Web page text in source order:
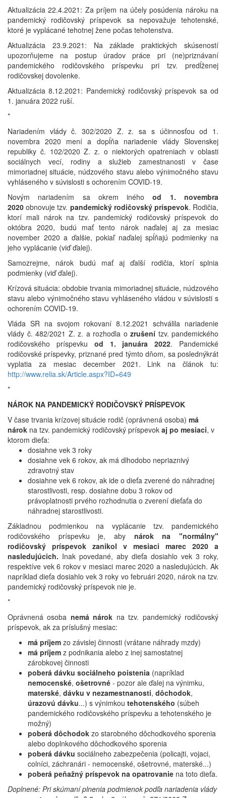
Aktualizácia 22.4.2021: Za príjem na účely posúdenia nároku na
pandemický rodičovský príspevok sa nepovažuje tehotenské,
ktoré je vyplácané tehotnej žene počas tehotenstva.
Aktualizácia 23.9.2021: Na základe praktických skúseností
upozorňujeme na postup úradov práce pri (ne)priznávaní
pandemického rodičovského príspevku pri tzv. predĺženej
rodičovskej dovolenke.
Aktualizácia 8.12.2021: Pandemický rodičovský príspevok sa od
1. januára 2022 ruší.
*
Nariadením vlády č. 302/2020 Z. z. sa s účinnosťou od 1.
novembra 2020 mení a dopĺňa nariadenie vlády Slovenskej
republiky č. 102/2020 Z. z. o niektorých opatreniach v oblasti
sociálnych vecí, rodiny a služieb zamestnanosti v čase
mimoriadnej situácie, núdzového stavu alebo výnimočného stavu
vyhláseného v súvislosti s ochorením COVID-19.
Novým nariadením sa okrem inéhood 1. novembra
2020 obnovuje tzv. pandemický rodičovský príspevok. Rodičia,
ktorí mali nárok na tzv. pandemický rodičovský príspevok do
októbra 2020, budú mať tento nárok naďalej aj za mesiac
november 2020 a ďalšie, pokiaľ naďalej spĺňajú podmienky na
jeho vyplácanie (viď ďalej).
Samozrejme, nárok budú mať aj ďalší rodičia, ktorí splnia
podmienky (viď ďalej).
Krízová situácia: obdobie trvania mimoriadnej situácie, núdzového
stavu alebo výnimočného stavu vyhláseného vládou v súvislosti s
ochorením COVID-19.
Vláda SR na svojom rokovaní 8.12.2021 schválila nariadenie
vlády č. 482/2021 Z. z. a rozhodla o zrušení tzv. pandemického
rodičovského príspevku od 1. januára 2022. Pandemické
rodičovské príspevky, priznané pred týmto dňom, sa poslednýkrát
vyplatia za mesiac december 2021. Link na článok tu:
http://www.relia.sk/Article.aspx?ID=649
*
NÁROK NA PANDEMICKÝ RODIČOVSKÝ PRÍSPEVOK
V čase trvania krízovej situácie rodič (oprávnená osoba) má
nárok na tzv. pandemický rodičovský príspevok aj po mesiaci, v
ktorom dieťa:
dosiahne vek 3 roky
dosiahne vek 6 rokov, ak má dlhodobo nepriaznivý
zdravotný stav
dosiahne vek 6 rokov, ak ide o dieťa zverené do náhradnej
starostlivosti, resp. dosiahne dobu 3 rokov od
právoplatnosti prvého rozhodnutia o zverení dieťaťa do
náhradnej starostlivosti.
Základnou podmienkou na vyplácanie tzv. pandemického
rodičovského príspevku je, aby nárok na "normálny"
rodičovský príspevok zanikol v mesiaci marec 2020 a
nasledujúcich. Inak povedané, aby dieťa dosiahlo vek 3 roky,
respektíve vek 6 rokov v mesiaci marec 2020 a nasledujúcich. Ak
napríklad dieťa dosiahlo vek 3 roky vo februári 2020, nárok na tzv.
pandemický rodičovský príspevok nie je.
*
Oprávnená osoba nemá nárok na tzv. pandemický rodičovský
príspevok, ak za príslušný mesiac:
má príjem zo závislej činnosti (vrátane náhrady mzdy)
má príjem z podnikania alebo z inej samostatnej
zárobkovej činnosti
poberá dávku sociálneho poistenia (napríklad
nemocenské, ošetrovné - pozor ale ďalej na výnimku,
materské, dávku v nezamestnanosti, dôchodok,
úrazovú dávku...) s výnimkou tehotenského (súbeh
pandemického rodičovského príspevku a tehotenského je
možný)
poberá dôchodok zo starobného dôchodkového sporenia
alebo doplnkového dôchodkového sporenia
poberá dávku sociálneho zabezpečenia (policajti, vojaci,
colníci, záchranári - nemocenské, ošetrovné, materské...)
poberá peňažný príspevok na opatrovanie na toto dieťa.
Doplnené: Pri skúmaní plnenia podmienok podľa nariadenia vlády